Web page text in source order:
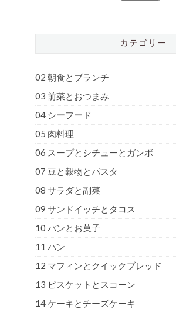
カテゴリー
02 朝食とブランチ
03 前菜とおつまみ
04 シーフード
05 肉料理
06 スープとシチューとガンボ
07 豆と穀物とパスタ
08 サラダと副菜
09 サンドイッチとタコス
10 パンとお菓子
11 パン
12 マフィンとクイックブレッド
13 ビスケットとスコーン
14 ケーキとチーズケーキ